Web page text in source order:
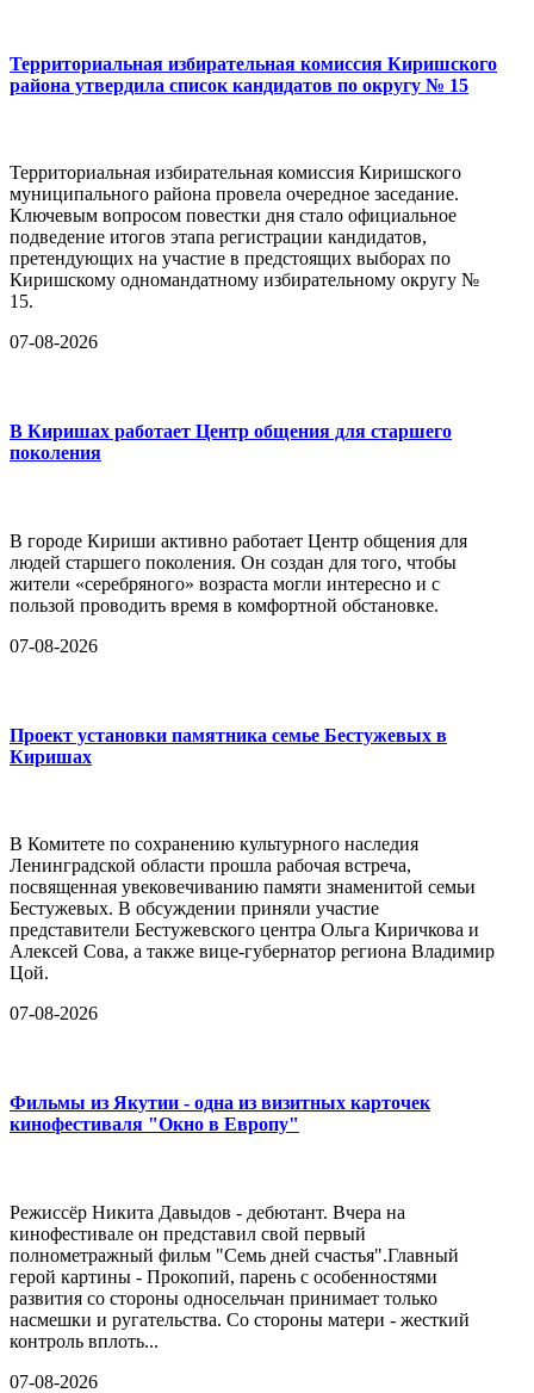
Территориальная избирательная комиссия Киришского
района утвердила список кандидатов по округу № 15
Территориальная избирательная комиссия Киришского
муниципального района провела очередное заседание.
Ключевым вопросом повестки дня стало официальное
подведение итогов этапа регистрации кандидатов,
претендующих на участие в предстоящих выборах по
Киришскому одномандатному избирательному округу №
15.
07-08-2026
В Киришах работает Центр общения для старшего
поколения
В городе Кириши активно работает Центр общения для
людей старшего поколения. Он создан для того, чтобы
жители «серебряного» возраста могли интересно и с
пользой проводить время в комфортной обстановке.
07-08-2026
Проект установки памятника семье Бестужевых в
Киришах
В Комитете по сохранению культурного наследия
Ленинградской области прошла рабочая встреча,
посвященная увековечиванию памяти знаменитой семьи
Бестужевых. В обсуждении приняли участие
представители Бестужевского центра Ольга Киричкова и
Алексей Сова, а также вице-губернатор региона Владимир
Цой.
07-08-2026
Фильмы из Якутии - одна из визитных карточек
кинофестиваля "Окно в Европу"
Режиссёр Никита Давыдов - дебютант. Вчера на
кинофестивале он представил свой первый
полнометражный фильм "Семь дней счастья".Главный
герой картины - Прокопий, парень с особенностями
развития со стороны односельчан принимает только
насмешки и ругательства. Со стороны матери - жесткий
контроль вплоть...
07-08-2026